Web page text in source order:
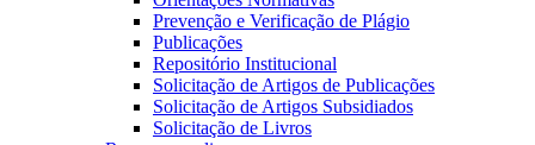
Prevenção e Verificação de Plágio
Publicações
Repositório Institucional
Solicitação de Artigos de Publicações
Solicitação de Artigos Subsidiados
Solicitação de Livros